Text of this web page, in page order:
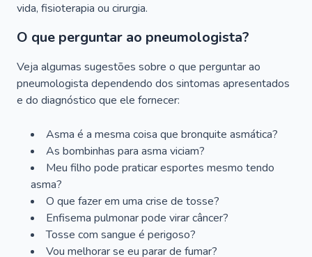
vida, fisioterapia ou cirurgia.
O que perguntar ao pneumologista?
Veja algumas sugestões sobre o que perguntar ao
pneumologista dependendo dos sintomas apresentados
e do diagnóstico que ele fornecer:
Asma é a mesma coisa que bronquite asmática?
As bombinhas para asma viciam?
Meu filho pode praticar esportes mesmo tendo
asma?
O que fazer em uma crise de tosse?
Enfisema pulmonar pode virar câncer?
Tosse com sangue é perigoso?
Vou melhorar se eu parar de fumar?